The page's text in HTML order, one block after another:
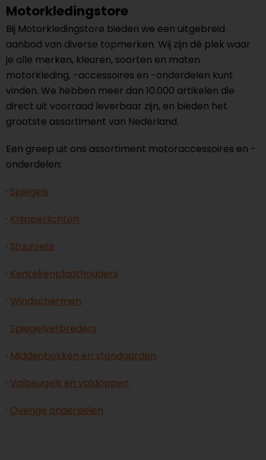
Motorkledingstore
Bij Motorkledingstore bieden we een uitgebreid
aanbod van diverse topmerken. Wij zijn dé plek waar
je alle merken, kleuren, soorten en maten
motorkleding, -accessoires en -onderdelen kunt
vinden. We hebben meer dan 10.000 artikelen die
direct uit voorraad leverbaar zijn, en bieden het
grootste assortiment van Nederland.
Een greep uit ons assortiment motoraccessoires en -
onderdelen:
· Spiegels
· Knipperlichten
· Stuursets
· Kentekenplaathouders
· Windschermen
· Spiegelverbreders
· Middenbokken en standaarden
· Valbeugels en valdoppen
· Overige onderdelen